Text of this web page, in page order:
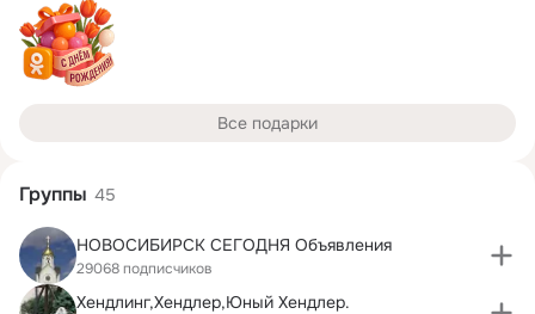
Все подарки
Группы 45
НОВОСИБИРСК СЕГОДНЯ Объявления
29068 подписчиков
Хендлинг,Хендлер,Юный Хендлер.